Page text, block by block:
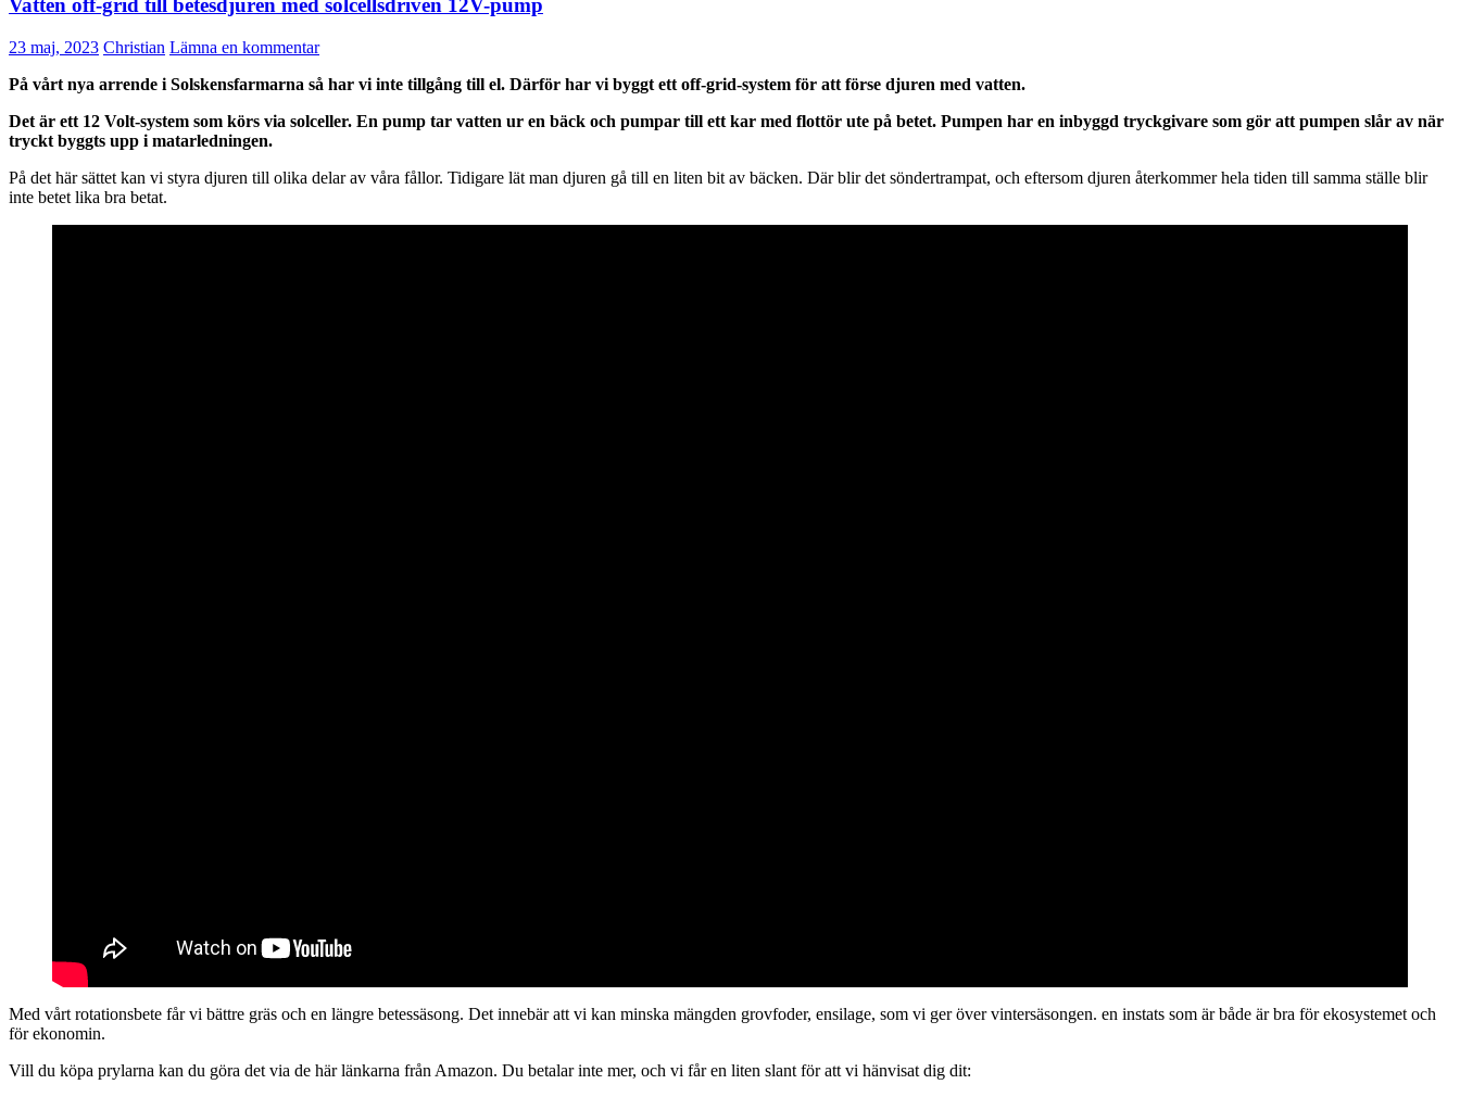
Vatten off-grid till betesdjuren med solcellsdriven 12V-pump
23 maj, 2023 Christian Lämna en kommentar
På vårt nya arrende i Solskensfarmarna så har vi inte tillgång till el. Därför har vi byggt ett off-grid-system för att förse djuren med vatten.
Det är ett 12 Volt-system som körs via solceller. En pump tar vatten ur en bäck och pumpar till ett kar med flottör ute på betet. Pumpen har en inbyggd tryckgivare som gör att pumpen slår av när
tryckt byggts upp i matarledningen.
På det här sättet kan vi styra djuren till olika delar av våra fållor. Tidigare lät man djuren gå till en liten bit av bäcken. Där blir det söndertrampat, och eftersom djuren återkommer hela tiden till samma ställe blir
inte betet lika bra betat.
Med vårt rotationsbete får vi bättre gräs och en längre betessäsong. Det innebär att vi kan minska mängden grovfoder, ensilage, som vi ger över vintersäsongen. en instats som är både är bra för ekosystemet och
för ekonomin.
Vill du köpa prylarna kan du göra det via de här länkarna från Amazon. Du betalar inte mer, och vi får en liten slant för att vi hänvisat dig dit: